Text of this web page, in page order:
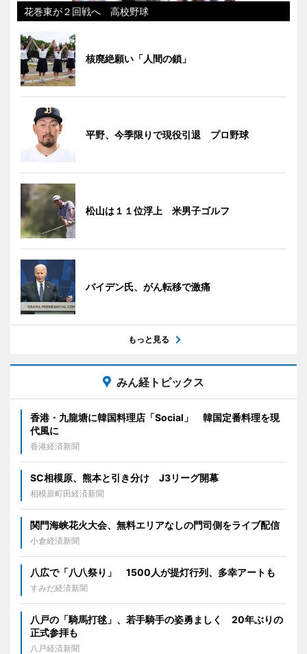
花巻東が２回戦へ 高校野球
核廃絶願い「人間の鎖」
平野、今季限りで現役引退 プロ野球
松山は１１位浮上 米男子ゴルフ
バイデン氏、がん転移で激痛
もっと見る
みん経トピックス
香港・九龍塘に韓国料理店「Social」 韓国定番料理を現
代風に
香港経済新聞
SC相模原、熊本と引き分け J3リーグ開幕
相模原町田経済新聞
関門海峡花火大会、無料エリアなしの門司側をライブ配信
小倉経済新聞
八広で「八八祭り」 1500人が提灯行列、多幸アートも
すみだ経済新聞
八戸の「騎馬打毬」、若手騎手の姿勇ましく 20年ぶりの
正式参拝も
八戸経済新聞